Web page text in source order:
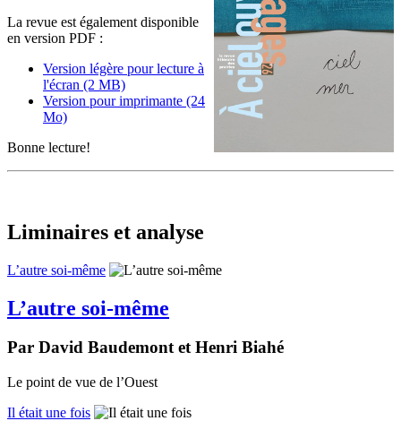
La revue est également disponible
en version PDF :
Version légère pour lecture à
l'écran (2 MB)
Version pour imprimante (24
Mo)
Bonne lecture!
Liminaires et analyse
L’autre soi-même
L’autre soi-même
Par David Baudemont et Henri Biahé
Le point de vue de l’Ouest
Il était une fois